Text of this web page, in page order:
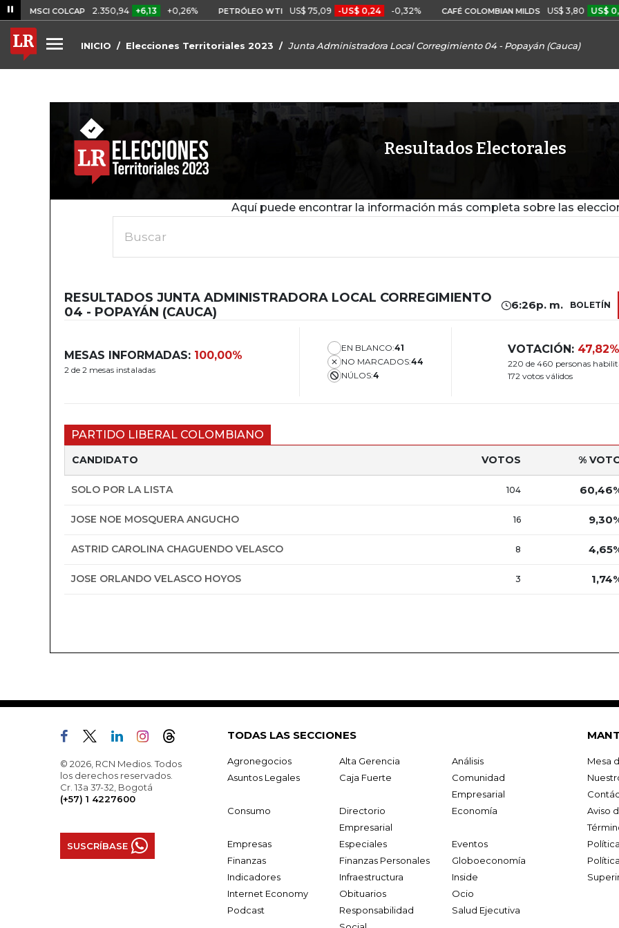
MSCI COLCAP 2.350,94 +6,13 +0,26% PETRÓLEO WTI US$ 75,09 -US$ 0,24 -0,32% CAFÉ COLOMBIAN MILDS US$ 3,80 US$ 0,05
INICIO Elecciones Territoriales 2023 Junta Administradora Local Corregimiento 04 - Popayán (Cauca)
Resultados Electorales
Aquí puede encontrar la información más completa sobre las
Buscar
RESULTADOS JUNTA ADMINISTRADORA LOCAL CORREGIMIENTO
04 - POPAYÁN (CAUCA)
6:26p. m. BOLETÍN
MESAS INFORMADAS: 100,00%
2 de 2 mesas instaladas
EN BLANCO:41
NO MARCADOS:44
NÚLOS:4
VOTACIÓN: 47,82%
220 de 460 personas
172 votos válidos
PARTIDO LIBERAL COLOMBIANO
CANDIDATO VOTOS %
SOLO POR LA LISTA 104
JOSE NOE MOSQUERA ANGUCHO 16
ASTRID CAROLINA CHAGUENDO VELASCO 8
JOSE ORLANDO VELASCO HOYOS 3
© 2026, RCN Medios. Todos
los derechos reservados.
Cr. 13a 37-32, Bogotá
(+57) 1 4227600
SUSCRÍBASE
TODAS LAS SECCIONES
Agronegocios Alta Gerencia
Análisis
Asuntos Legales
Caja Fuerte
Comunidad
Empresarial
Consumo
Directorio
Empresarial
Economía
Empresas Especiales
Eventos
Finanzas
Finanzas Personales
Globoeconomía
Indicadores
Infraestructura
Inside
Internet Economy
Obituarios
Ocio
Podcast
Responsabilidad
Salud Ejecutiva
Mesa
Aviso